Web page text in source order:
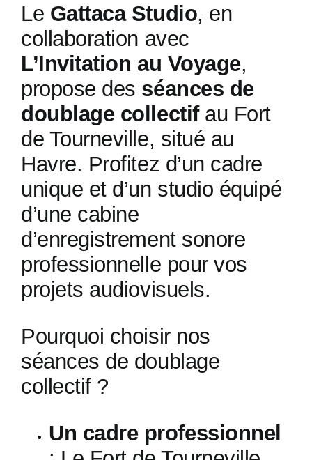
Le Gattaca Studio, en
collaboration avec
L’Invitation au Voyage,
propose des séances de
doublage collectifau Fort
de Tourneville, situé au
Havre. Profitez d’un cadre
unique et d’un studio équipé
d’une cabine
d’enregistrement sonore
professionnelle pour vos
projets audiovisuels.
Pourquoi choisir nos
séances de doublage
collectif ?
Un cadre professionnel